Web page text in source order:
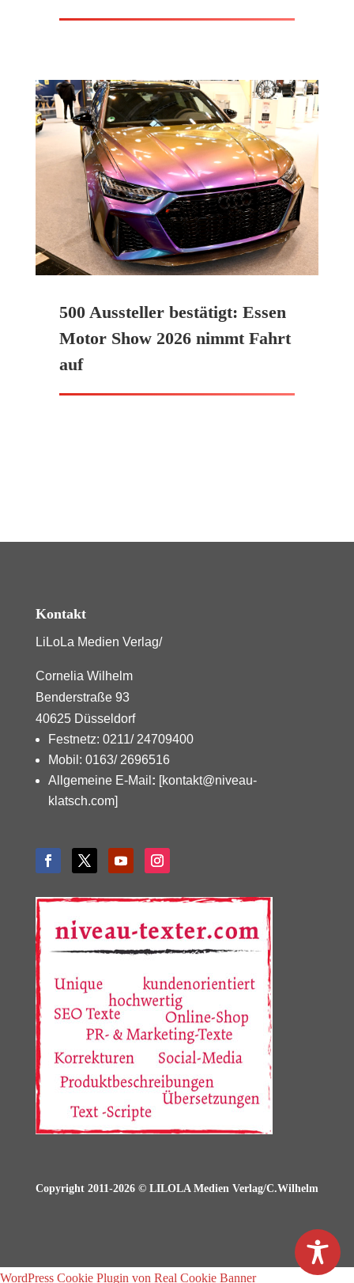
500 Aussteller bestätigt: Essen
Motor Show 2026 nimmt Fahrt
auf
Kontakt
LiLoLa Medien Verlag/
Cornelia Wilhelm
Benderstraße 93
40625 Düsseldorf
Festnetz: 0211/ 24709400
Mobil: 0163/ 2696516
Allgemeine E-Mail : [kontakt@niveau-
klatsch.com]
Copyright 2011-2026 © LILOLA Medien Verlag/C.Wilhelm
WordPress Cookie Plugin von Real Cookie Banner